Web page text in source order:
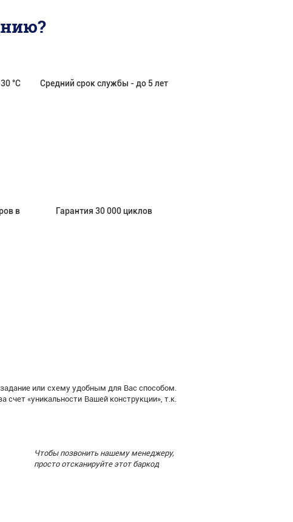
°С
Средний срок службы - до 5 лет
в
Гарантия 30 000 циклов
или схему удобным для Вас способом.
«уникальности Вашей конструкции», т.к.
Чтобы позвонить нашему менеджеру,
просто отсканируйте этот баркод